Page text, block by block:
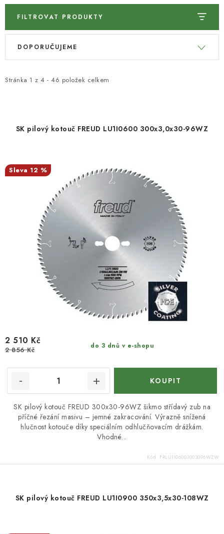
POTŘEBUJI DOBRÝ STROJ
KONTAKTY
FILTROVAT PRODUKTY
V
i
u
k
Stránka 1 z 4 - 46 položek celkem
Ř
e
d
u
DOPORUČUJEME
SK pilový kotouč FREUD LU1I0600 300x3,0x30-96WZ
12 %
do 3 dnů v e-shopu
2 510 Kč
2 856 Kč
SK pilový kotouč FREUD 300x30-96WZ šikmo střídavý zub na
příčné řezání masivu – jemné zakracování. Výrazně snížená
hlučnost kotouče díky speciálním odhlučňovacím drážkám.
Vhodné...
Kód: FRLU1I06003003096WZW
SK pilový kotouč FREUD LU1I0900 350x3,5x30-108WZ